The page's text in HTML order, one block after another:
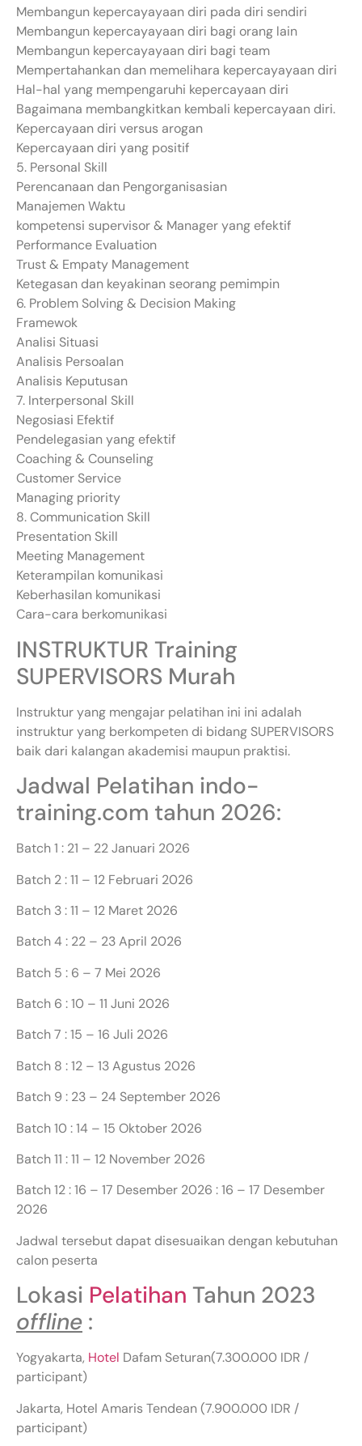
Membangun kepercayayaan diri pada diri sendiri
Membangun kepercayayaan diri bagi orang lain
Membangun kepercayayaan diri bagi team
Mempertahankan dan memelihara kepercayayaan diri
Hal-hal yang mempengaruhi kepercayaan diri
Bagaimana membangkitkan kembali kepercayaan diri.
Kepercayaan diri versus arogan
Kepercayaan diri yang positif
5. Personal Skill
Perencanaan dan Pengorganisasian
Manajemen Waktu
kompetensi supervisor & Manager yang efektif
Performance Evaluation
Trust & Empaty Management
Ketegasan dan keyakinan seorang pemimpin
6. Problem Solving & Decision Making
Framewok
Analisi Situasi
Analisis Persoalan
Analisis Keputusan
7. Interpersonal Skill
Negosiasi Efektif
Pendelegasian yang efektif
Coaching & Counseling
Customer Service
Managing priority
8. Communication Skill
Presentation Skill
Meeting Management
Keterampilan komunikasi
Keberhasilan komunikasi
Cara-cara berkomunikasi
INSTRUKTUR Training
SUPERVISORS Murah
Instruktur yang mengajar pelatihan ini ini adalah
instruktur yang berkompeten di bidang SUPERVISORS
baik dari kalangan akademisi maupun praktisi.
Jadwal Pelatihan indo-
training.com tahun 2026:
Batch 1 : 21 – 22 Januari 2026
Batch 2 : 11 – 12 Februari 2026
Batch 3 : 11 – 12 Maret 2026
Batch 4 : 22 – 23 April 2026
Batch 5 : 6 – 7 Mei 2026
Batch 6 : 10 – 11 Juni 2026
Batch 7 : 15 – 16 Juli 2026
Batch 8 : 12 – 13 Agustus 2026
Batch 9 : 23 – 24 September 2026
Batch 10 : 14 – 15 Oktober 2026
Batch 11 : 11 – 12 November 2026
Batch 12 : 16 – 17 Desember 2026 : 16 – 17 Desember
2026
Jadwal tersebut dapat disesuaikan dengan kebutuhan
calon peserta
Lokasi Pelatihan Tahun 2023
offline :
Yogyakarta, Hotel Dafam Seturan(7.300.000 IDR /
participant)
Jakarta, Hotel Amaris Tendean (7.900.000 IDR /
participant)